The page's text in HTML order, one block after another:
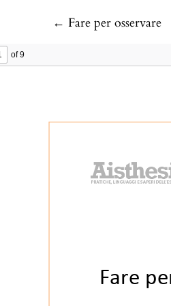
← Return to Article
Fare per osservare